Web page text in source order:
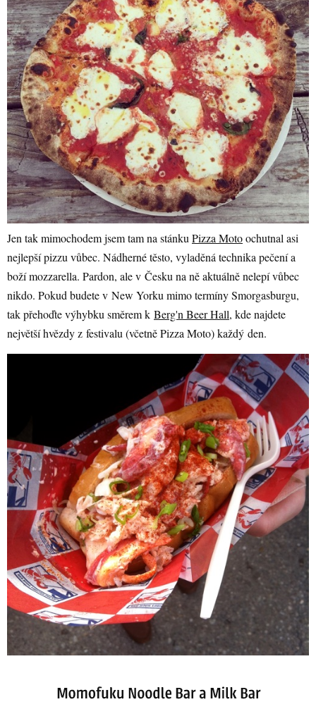
Jen tak mimochodem jsem tam na stánku Pizza Motoochutnal asi
nejlepší pizzu vůbec. Nádherné těsto, vyladěná technika pečení a
boží mozzarella. Pardon, ale v Česku na ně aktuálně nelepí vůbec
nikdo. Pokud budete v New Yorku mimo termíny Smorgasburgu,
tak přehoďte výhybku směrem k Berg'n Beer Hall, kde najdete
největší hvězdy z festivalu (včetně Pizza Moto) každý den.